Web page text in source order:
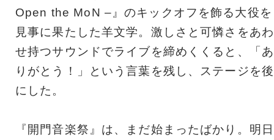
Open the MoN –』のキックオフを飾る大役を
見事に果たした羊文学。激しさと可憐さをあわ
せ持つサウンドでライブを締めくくると、「あ
りがとう！」という言葉を残し、ステージを後
にした。
『開門音楽祭』は、まだ始まったばかり。明日